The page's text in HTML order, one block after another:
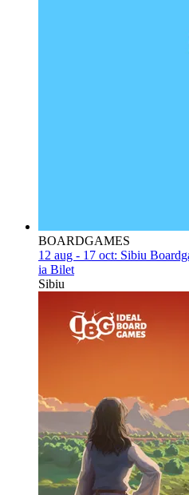
BOARDGAMES
12 aug - 17 oct: Sibiu
ia Bilet
Sibiu